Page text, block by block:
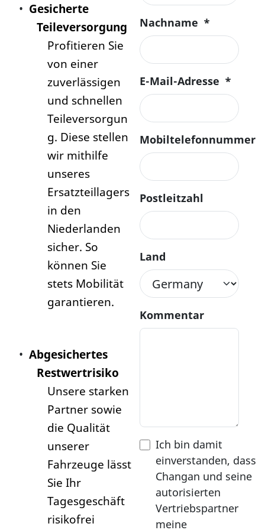
• Gesicherte
Teileversorgung
Profitieren Sie
von einer
zuverlässigen
und schnellen
Teileversorgun
g. Diese stellen
wir mithilfe
unseres
Ersatzteillagers
in den
Niederlanden
sicher. So
können Sie
stets Mobilität
garantieren.
• Abgesichertes
Restwertrisiko
Unsere starken
Partner sowie
die Qualität
unserer
Fahrzeuge lässt
Sie Ihr
Tagesgeschäft
risikofrei
Nachname *
E-Mail-Adresse *
Mobiltelefonnummer
Postleitzahl
Land
Kommentar
Ich bin damit
einverstanden, dass
Changan und seine
autorisierten
Vertriebspartner
meine